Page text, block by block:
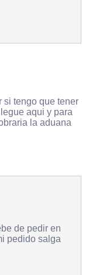
si tengo que tener
aqui y para
la aduana
de pedir en
pedido salga